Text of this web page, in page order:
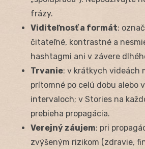
frázy.
Viditeľnosť a formát:
čitateľné, kontrastné a
hashtagmi ani v závere
Trvanie: v krátkych videách
prítomné po celú dobu alebo
intervaloch; v Stories na
prebieha propagácia.
Verejný záujem: pri
zvýšeným rizikom (zdravie,